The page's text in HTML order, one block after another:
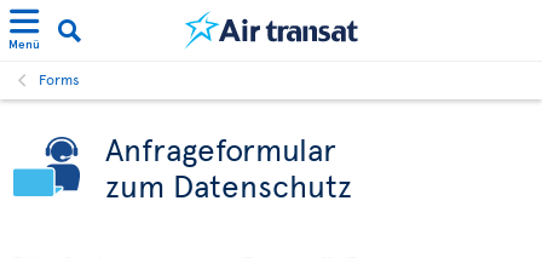
Menü
Forms
Anfrageformular
zum Datenschutz